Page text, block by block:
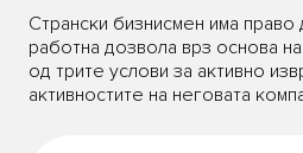
Странски бизнисмен има
работна дозвола врз основа
од трите услови за активно
активностите на неговата